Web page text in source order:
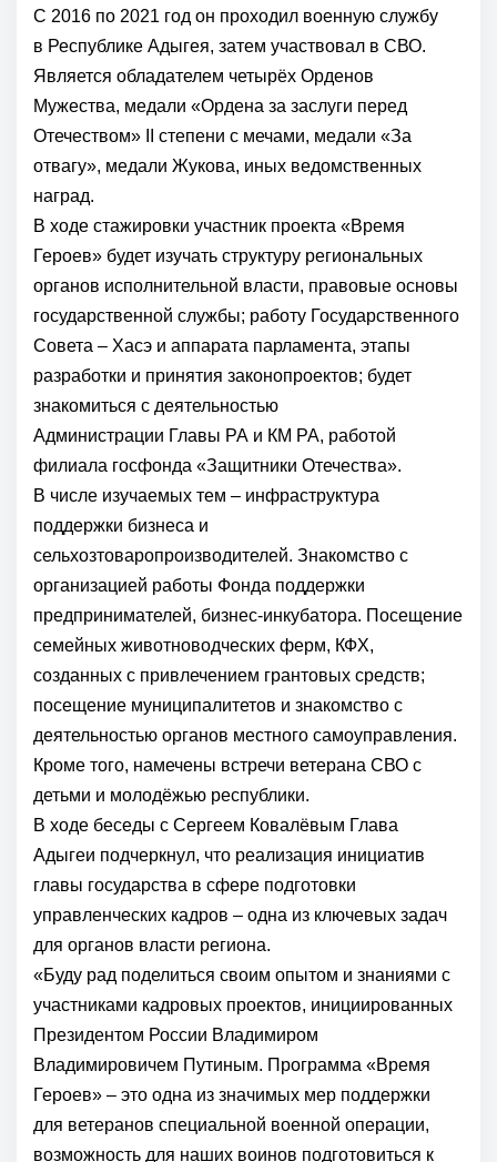
С 2016 по 2021 год он проходил военную службу
в Республике Адыгея, затем участвовал в СВО.
Является обладателем четырёх Орденов
Мужества, медали «Ордена за заслуги перед
Отечеством» II степени с мечами, медали «За
отвагу», медали Жукова, иных ведомственных
наград.
В ходе стажировки участник проекта «Время
Героев» будет изучать структуру региональных
органов исполнительной власти, правовые основы
государственной службы; работу Государственного
Совета – Хасэ и аппарата парламента, этапы
разработки и принятия законопроектов; будет
знакомиться с деятельностью
Администрации Главы РА и КМ РА, работой
филиала госфонда «Защитники Отечества».
В числе изучаемых тем – инфраструктура
поддержки бизнеса и
сельхозтоваропроизводителей. Знакомство с
организацией работы Фонда поддержки
предпринимателей, бизнес-инкубатора. Посещение
семейных животноводческих ферм, КФХ,
созданных с привлечением грантовых средств;
посещение муниципалитетов и знакомство с
деятельностью органов местного самоуправления.
Кроме того, намечены встречи ветерана СВО с
детьми и молодёжью республики.
В ходе беседы с Сергеем Ковалёвым Глава
Адыгеи подчеркнул, что реализация инициатив
главы государства в сфере подготовки
управленческих кадров – одна из ключевых задач
для органов власти региона.
«Буду рад поделиться своим опытом и знаниями с
участниками кадровых проектов, инициированных
Президентом России Владимиром
Владимировичем Путиным. Программа «Время
Героев» – это одна из значимых мер поддержки
для ветеранов специальной военной операции,
возможность для наших воинов подготовиться к